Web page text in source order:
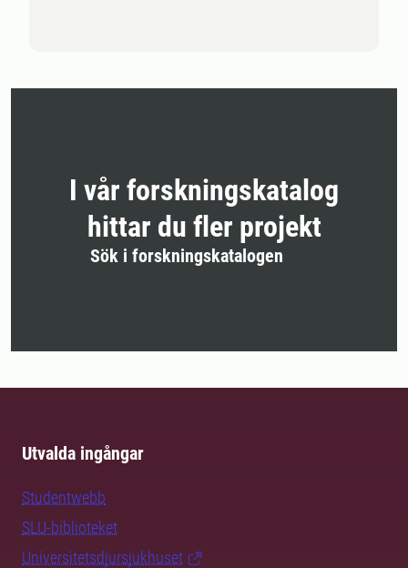
I vår forskningskatalog
hittar du fler projekt
Sök i forskningskatalogen
Utvalda ingångar
Studentwebb
SLU-biblioteket
Universitetsdjursjukhuset